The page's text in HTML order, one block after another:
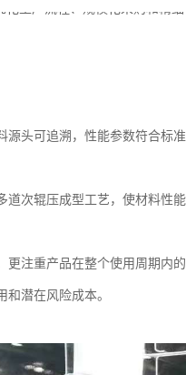
化生产流程、规模化采购和精
头可追溯，性能参数符合标准
次辊压成型工艺，使材料性
注重产品在整个使用周期内的
潜在风险成本。